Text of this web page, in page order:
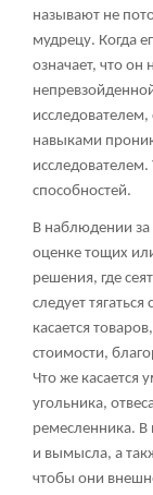
называют не
мудрецу. Когда
означает, что он
исследователем,
навыками
способностей.
В наблюдении
оценке тощих
решения, где
следует
касается
стоимости,
Что же касается
угольника,
ремесленника.
и вымысла, а
чтобы они